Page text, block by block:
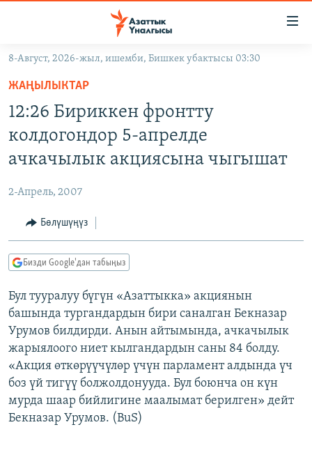
Навигацияга
өтүңүз
салыңызКЫРГЫЗСТАН
МАДАНИЯТ
ТВ ПРОГРАММАЛАР
БҮГҮН АЗАТТЫКТА
ДАНИСТЕ
ЭЖЕ-СИҢДИЛЕР
АЗАТТЫК+
ЫҢГАЙСЫЗ СУРООЛОР
ПОДКАСТ
ОНЛАЙН ШЕРИНЕ
ЭЕ/АРнун бардык сайттары
8-Август, 2026-жыл, ишемби, Бишкек убактысы 03:30
ЖАҢЫЛЫКТАР
12:26 Бириккен фронтту
колдогондор 5-апрелде
ачкачылык акциясына чыгышат
2-Апрель, 2007
Бөлүшүңүз
Бизди Google'дан табыңыз
Бул тууралуу бүгүн «Азаттыкка» акциянын
башында тургандардын бири саналган Бекназар
Урумов билдирди. Анын айтымында, ачкачылык
жарыялоого ниет кылгандардын саны 84 болду.
«Акция өткөрүүчүлөр үчүн парламент алдында үч
боз үй тигүү болжолдонууда. Бул боюнча он күн
мурда шаар бийлигине маалымат берилген» дейт
Бекназар Урумов. (BuS)